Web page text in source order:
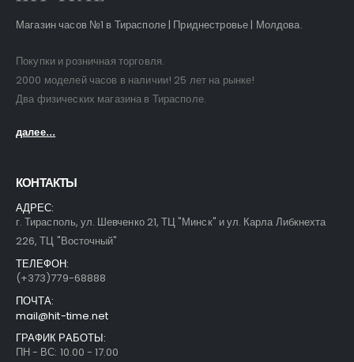
Магазин часов №1 в Тирасполе | Приднестровье | Молдова.
Покупки и розничная торговля.
2000 моделей часов в наличии! 25 лет на рынке!
Два физических магазина в Тирасполе.
далее...
КОНТАКТЫ
АДРЕС:
г. Тирасполь, ул. Шевченко 21, ТЦ "Минск" и ул. Карла Либкнехта
226, ТЦ "Восточный"
ТЕЛЕФОН:
(+373)779-68888
ПОЧТА:
mail@hit-time.net
ГРАФИК РАБОТЫ:
ПН - ВС: 10.00 - 17.00